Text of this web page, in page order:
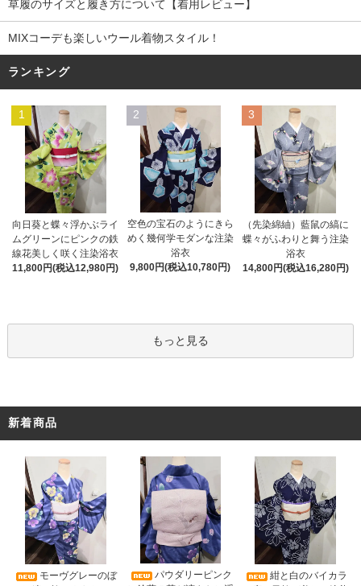
草履のサイズと履き方について【着用レビュー】
MIXコーデも楽しいウール着物スタイル！
ランキング
1
向日葵と蝶々浮かぶライ
ムグリーンにピンクの鉄
線花美しく咲く注染浴衣
11,800円(税込12,980円)
2
空色の宝石のようにきら
めく幾何学モダンな注染
浴衣
9,800円(税込10,780円)
3
（先染綿紬）藍鼠の縞に
蝶々がふわりと舞う注染
浴衣
14,800円(税込16,280円)
もっと見る
新着商品
モーヴグレーのぼ
パウダリーピンク
紺と白のバイカラ